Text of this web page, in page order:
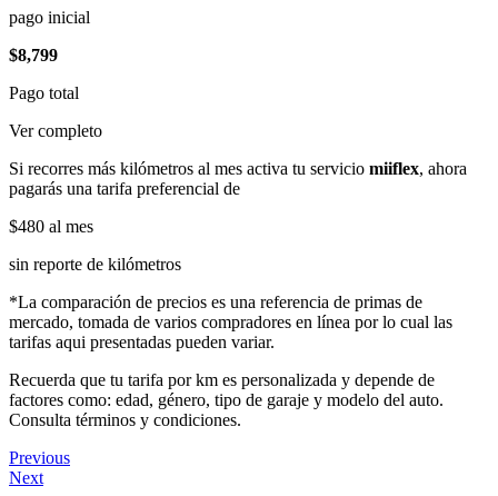
pago inicial
$8,799
Pago total
Ver completo
Si recorres más kilómetros al mes activa tu servicio miiflex, ahora
pagarás una tarifa preferencial de
$480 al mes
sin reporte de kilómetros
*La comparación de precios es una referencia de primas de
mercado, tomada de varios compradores en línea por lo cual las
tarifas aqui presentadas pueden variar.
Recuerda que tu tarifa por km es personalizada y depende de
factores como: edad, género, tipo de garaje y modelo del auto.
Consulta términos y condiciones.
Previous
Next